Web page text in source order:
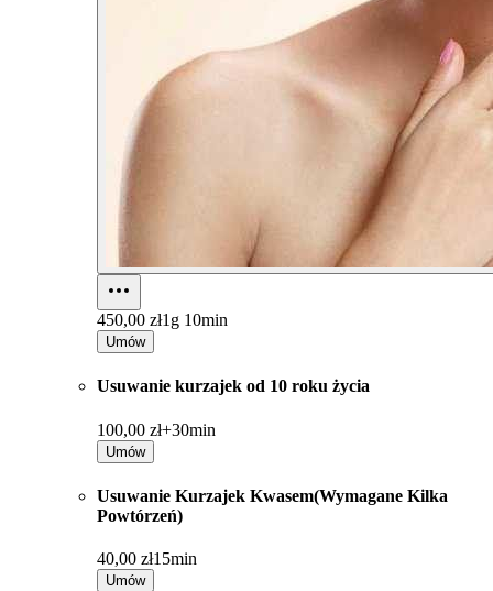
450,00 zł1g 10min
Umów
Usuwanie kurzajek od 10 roku życia
100,00 zł+30min
Umów
Usuwanie Kurzajek Kwasem(Wymagane Kilka
Powtórzeń)
40,00 zł15min
Umów